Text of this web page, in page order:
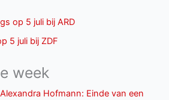
op 5 juli bij ARD
5 juli bij ZDF
week
Hofmann: Einde van een